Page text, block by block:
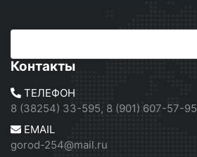
Контакты
ТЕЛЕФОН
8 (38254) 33-595, 8 (901) 607-57-95
EMAIL
gorod-254@mail.ru